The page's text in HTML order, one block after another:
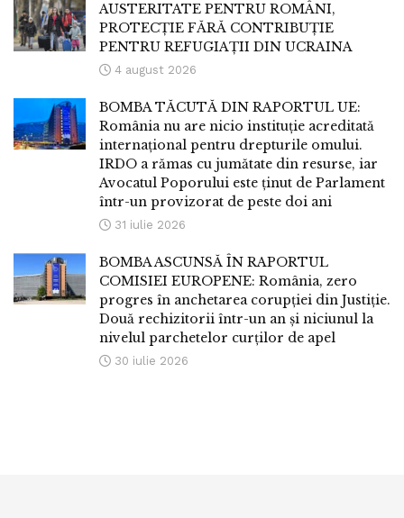
AUSTERITATE PENTRU ROMÂNI,
PROTECȚIE FĂRĂ CONTRIBUȚIE
PENTRU REFUGIAȚII DIN UCRAINA
4 august 2026
BOMBA TĂCUTĂ DIN RAPORTUL UE:
România nu are nicio instituție acreditată
internațional pentru drepturile omului.
IRDO a rămas cu jumătate din resurse, iar
Avocatul Poporului este ținut de Parlament
într-un provizorat de peste doi ani
31 iulie 2026
BOMBA ASCUNSĂ ÎN RAPORTUL
COMISIEI EUROPENE: România, zero
progres în anchetarea corupției din Justiție.
Două rechizitorii într-un an și niciunul la
nivelul parchetelor curților de apel
30 iulie 2026